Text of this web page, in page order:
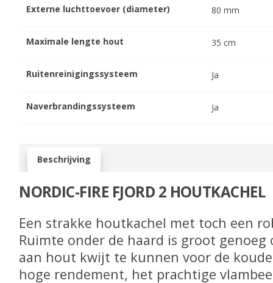
Externe luchttoevoer (diameter) 80 mm
Maximale lengte hout 35 cm
Ruitenreinigingssysteem Ja
Naverbrandingssysteem Ja
Beschrijving
NORDIC-FIRE FJORD 2 HOUTKACHEL
Een strakke houtkachel met toch een
Ruimte onder de haard is groot genoeg
aan hout kwijt te kunnen voor de
hoge rendement, het prachtige